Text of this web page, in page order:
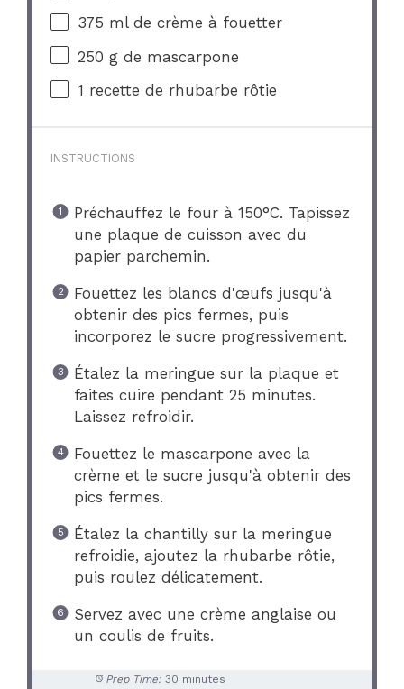
375 ml de crème à fouetter
250 g de mascarpone
1 recette de rhubarbe rôtie
INSTRUCTIONS
Préchauffez le four à 150°C. Tapissez
une plaque de cuisson avec du
papier parchemin.
Fouettez les blancs d'œufs jusqu'à
obtenir des pics fermes, puis
incorporez le sucre progressivement.
Étalez la meringue sur la plaque et
faites cuire pendant 25 minutes.
Laissez refroidir.
Fouettez le mascarpone avec la
crème et le sucre jusqu'à obtenir des
pics fermes.
Étalez la chantilly sur la meringue
refroidie, ajoutez la rhubarbe rôtie,
puis roulez délicatement.
Servez avec une crème anglaise ou
un coulis de fruits.
Prep Time: 30 minutes